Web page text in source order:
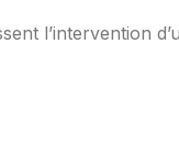
l’intervention